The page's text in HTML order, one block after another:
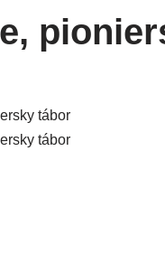
tábor
tábor